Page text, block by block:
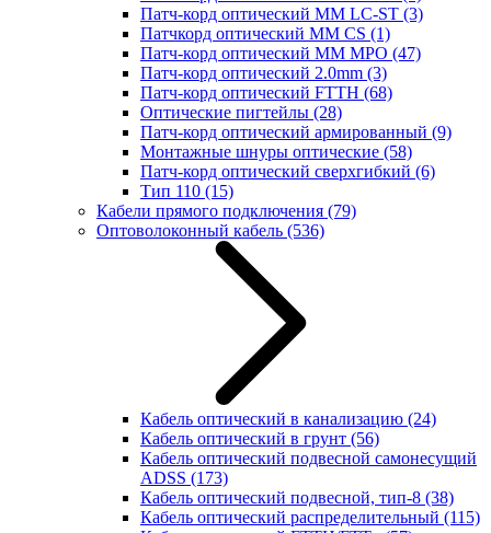
Патч-корд оптический MM LC-ST (3)
Патчкорд оптический MM CS (1)
Патч-корд оптический MM MPO (47)
Патч-корд оптический 2.0mm (3)
Патч-корд оптический FTTH (68)
Оптические пигтейлы (28)
Патч-корд оптический армированный (9)
Монтажные шнуры оптические (58)
Патч-корд оптический сверхгибкий (6)
Тип 110 (15)
Кабели прямого подключения (79)
Оптоволоконный кабель (536)
Кабель оптический в канализацию (24)
Кабель оптический в грунт (56)
Кабель оптический подвесной самонесущий
ADSS (173)
Кабель оптический подвесной, тип-8 (38)
Кабель оптический распределительный (115)